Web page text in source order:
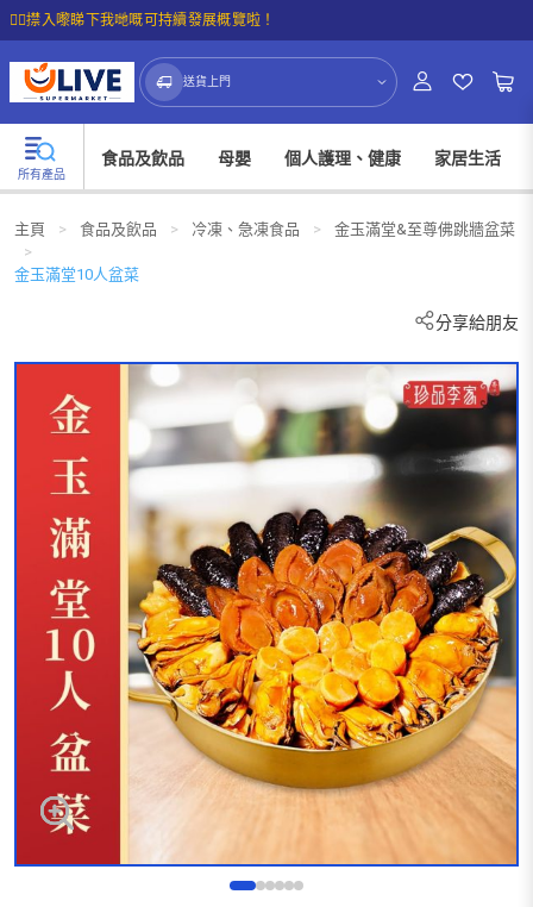
☝🏼㩒入嚟睇下我哋嘅可持續發展概覽啦！
送貨上門
所有產品
食品及飲品 母嬰 個人護理、健康 家居生活
主頁 > 食品及飲品 > 冷凍、急凍食品 >
金玉滿堂&至尊佛跳牆盆菜
>
金玉滿堂10人盆菜
分享給朋友